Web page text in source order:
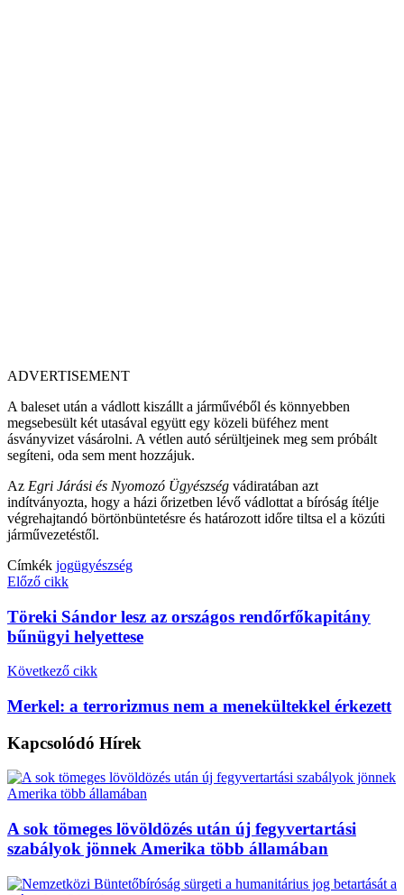
ADVERTISEMENT
A baleset után a vádlott kiszállt a járművéből és könnyebben
megsebesült két utasával együtt egy közeli büféhez ment
ásványvizet vásárolni. A vétlen autó sérültjeinek meg sem próbált
segíteni, oda sem ment hozzájuk.
Az Egri Járási és Nyomozó Ügyészség vádiratában azt
indítványozta, hogy a házi őrizetben lévő vádlottat a bíróság ítélje
végrehajtandó börtönbüntetésre és határozott időre tiltsa el a közúti
járművezetéstől.
Címkék jogügyészség
Előző cikk
Töreki Sándor lesz az országos rendőrfőkapitány
bűnügyi helyettese
Következő cikk
Merkel: a terrorizmus nem a menekültekkel érkezett
Kapcsolódó Hírek
A sok tömeges lövöldözés után új fegyvertartási
szabályok jönnek Amerika több államában